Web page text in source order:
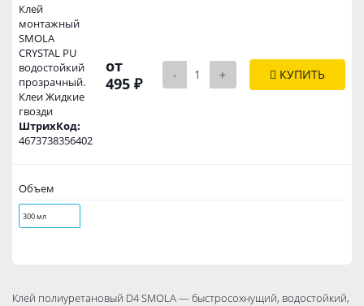
Клей
монтажный
SMOLA
CRYSTAL PU
водостойкий
прозрачный.
Клеи Жидкие
гвозди
ШтрихКод:
4673738356402
от
495 ₽
- + КУПИТЬ
Объем
300 мл
Клей полиуретановый D4 SMOLA — быстросохнущий, водостойкий,